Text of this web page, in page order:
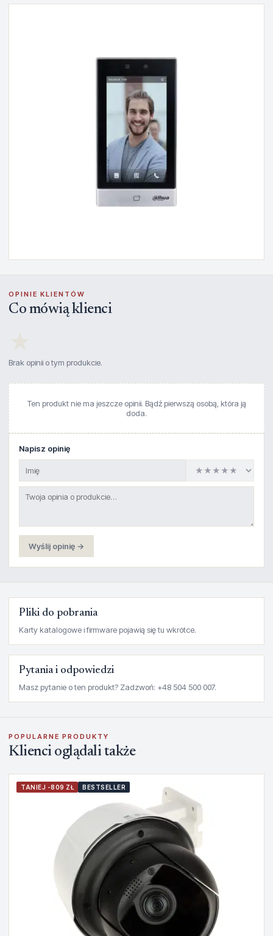
OPINIE KLIENTÓW
Co mówią klienci
Brak opinii o tym produkcie.
Ten produkt nie ma jeszcze opinii. Bądź pierwszą osobą, która ją
doda.
Napisz opinię
Wyślij opinię →
Pliki do pobrania
Karty katalogowe i firmware pojawią się tu wkrótce.
Pytania i odpowiedzi
Masz pytanie o ten produkt? Zadzwoń: +48 504 500 007.
POPULARNE PRODUKTY
Klienci oglądali także
TANIEJ -809 ZŁ BESTSELLER